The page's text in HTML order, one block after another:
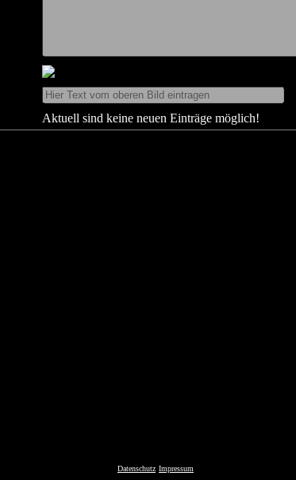
Aktuell sind keine neuen Einträge möglich!
Datenschutz Impressum